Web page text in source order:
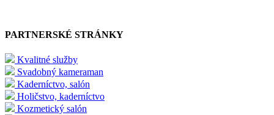
PARTNERSKÉ STRÁNKY
Kvalitné služby
Svadobný kameraman
Kaderníctvo, salón
Holičstvo, kaderníctvo
Kozmetický salón